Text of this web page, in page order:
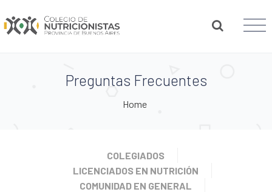
Preguntas Frecuentes
Home
COLEGIADOS
LICENCIADOS EN NUTRICIÓN
COMUNIDAD EN GENERAL